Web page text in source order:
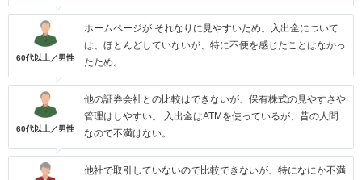
60代以上／男性
ホームページが それなりに見やすいため。入出金について
は、ほとんどしていないが、特に不便を感じたことはなかっ
たため。
60代以上／男性
他の証券会社との比較はできないが、保有株式の見やすさや
管理はしやすい。 入出金はATMを使っているが、昔の人間
なので不満はない。
他社で取引していないので比較できないが、特になにか不満